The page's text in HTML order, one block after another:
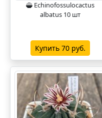
Echinofossulocactus
albatus 10 шт
Купить 70 руб.